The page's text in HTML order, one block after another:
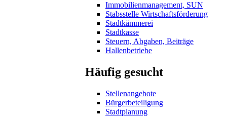
Immobilienmanagement, SUN
Stabsstelle Wirtschaftsförderung
Stadtkämmerei
Stadtkasse
Steuern, Abgaben, Beiträge
Hallenbetriebe
Häufig gesucht
Stellenangebote
Bürgerbeteiligung
Stadtplanung